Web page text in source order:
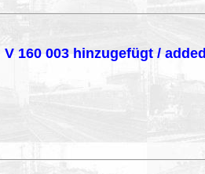
160 003 hinzugefügt / added